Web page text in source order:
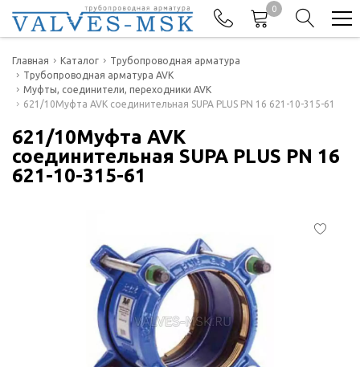
0
Телефоны
+7(977) 474-62-50
Отдел продаж
Главная Каталог
Трубопроводная арматура
Трубопроводная арматура AVK
Муфты, соединители, переходники AVK
621/10Муфта AVK соединительная SUPA PLUS PN 16 621-10-315-61
621/10Муфта AVK
соединительная SUPA PLUS PN 16
621-10-315-61